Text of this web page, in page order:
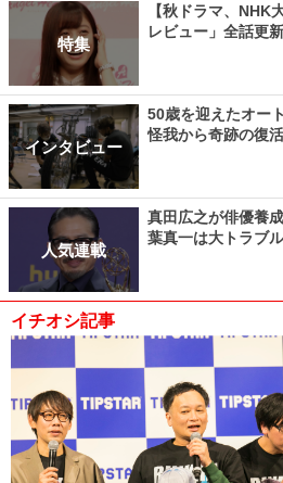
特集
【秋ドラマ、NHK
レビュー」全話更新
インタビュー
50歳を迎えたオー
怪我から奇跡の復
人気連載
真田広之が俳優養
葉真一は大トラブ
イチオシ記事